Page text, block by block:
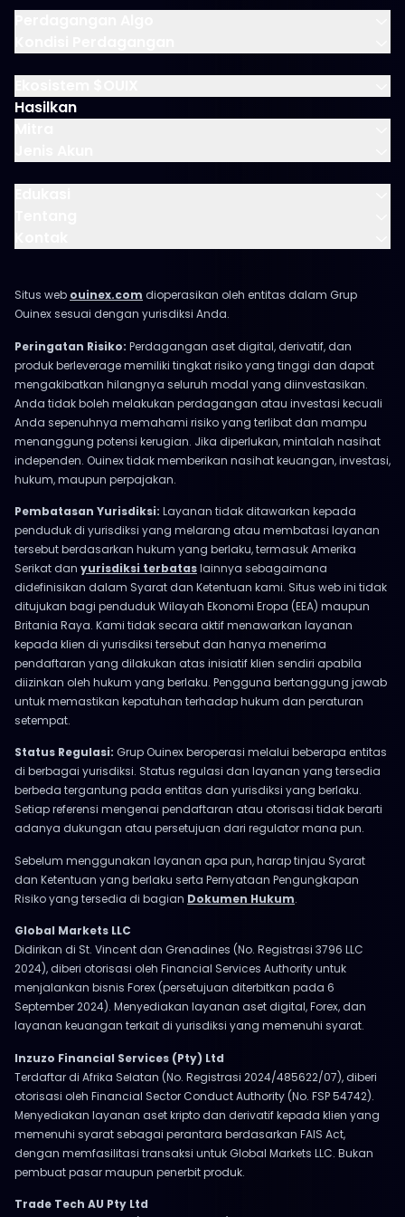
Hasilkan
Situs web ouinex.com dioperasikan oleh entitas dalam Grup
Ouinex sesuai dengan yurisdiksi Anda.
Peringatan Risiko: Perdagangan aset digital, derivatif, dan
produk berleverage memiliki tingkat risiko yang tinggi dan dapat
mengakibatkan hilangnya seluruh modal yang diinvestasikan.
Anda tidak boleh melakukan perdagangan atau investasi kecuali
Anda sepenuhnya memahami risiko yang terlibat dan mampu
menanggung potensi kerugian. Jika diperlukan, mintalah nasihat
independen. Ouinex tidak memberikan nasihat keuangan, investasi,
hukum, maupun perpajakan.
Pembatasan Yurisdiksi: Layanan tidak ditawarkan kepada
penduduk di yurisdiksi yang melarang atau membatasi layanan
tersebut berdasarkan hukum yang berlaku, termasuk Amerika
Serikat dan yurisdiksi terbataslainnya sebagaimana
didefinisikan dalam Syarat dan Ketentuan kami. Situs web ini tidak
ditujukan bagi penduduk Wilayah Ekonomi Eropa (EEA) maupun
Britania Raya. Kami tidak secara aktif menawarkan layanan
kepada klien di yurisdiksi tersebut dan hanya menerima
pendaftaran yang dilakukan atas inisiatif klien sendiri apabila
diizinkan oleh hukum yang berlaku. Pengguna bertanggung jawab
untuk memastikan kepatuhan terhadap hukum dan peraturan
setempat.
Status Regulasi: Grup Ouinex beroperasi melalui beberapa entitas
di berbagai yurisdiksi. Status regulasi dan layanan yang tersedia
berbeda tergantung pada entitas dan yurisdiksi yang berlaku.
Setiap referensi mengenai pendaftaran atau otorisasi tidak berarti
adanya dukungan atau persetujuan dari regulator mana pun.
Sebelum menggunakan layanan apa pun, harap tinjau Syarat
dan Ketentuan yang berlaku serta Pernyataan Pengungkapan
Risiko yang tersedia di bagian Dokumen Hukum.
Global Markets LLC
Didirikan di St. Vincent dan Grenadines (No. Registrasi 3796 LLC
2024), diberi otorisasi oleh Financial Services Authority untuk
menjalankan bisnis Forex (persetujuan diterbitkan pada 6
September 2024). Menyediakan layanan aset digital, Forex, dan
layanan keuangan terkait di yurisdiksi yang memenuhi syarat.
Inzuzo Financial Services (Pty) Ltd
Terdaftar di Afrika Selatan (No. Registrasi 2024/485622/07), diberi
otorisasi oleh Financial Sector Conduct Authority (No. FSP 54742).
Menyediakan layanan aset kripto dan derivatif kepada klien yang
memenuhi syarat sebagai perantara berdasarkan FAIS Act,
dengan memfasilitasi transaksi untuk Global Markets LLC. Bukan
pembuat pasar maupun penerbit produk.
Trade Tech AU Pty Ltd